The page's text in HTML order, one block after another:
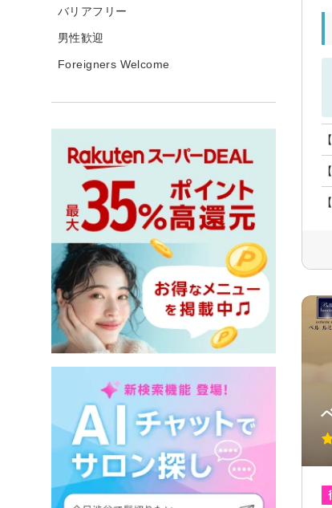
バリアフリー
男性歓迎
Foreigners Welcome